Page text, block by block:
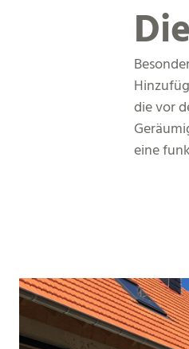
die vor
eine